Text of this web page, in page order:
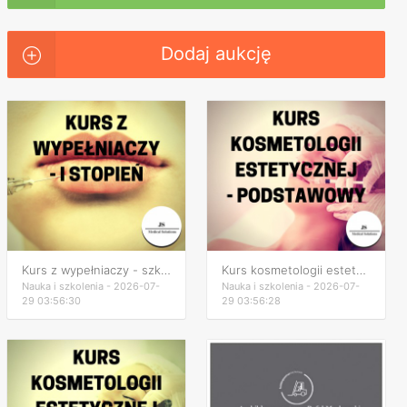
Dodaj aukcję
Nauka i szkolenia - 2026-07-
29 03:56:30
Nauka i szkolenia - 2026-07-
29 03:56:28